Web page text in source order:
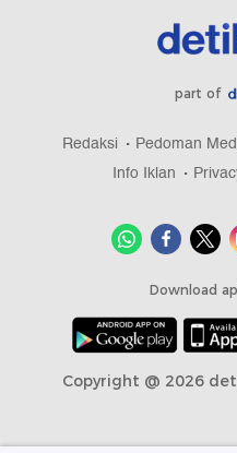
part of
Redaksi Pedoman
Info Iklan
Download
Copyright @ 2026